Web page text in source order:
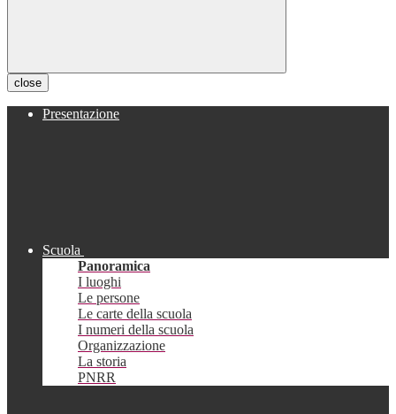
close
Presentazione
Scuola
Panoramica
I luoghi
Le persone
Le carte della scuola
I numeri della scuola
Organizzazione
La storia
PNRR